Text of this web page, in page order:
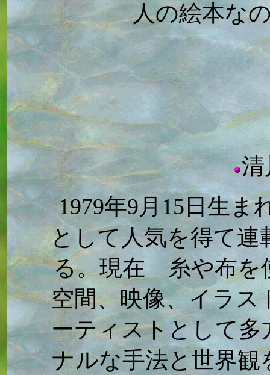
人の絵本な
清
1979年9月15日生ま
として人気を得て
る。現在 糸や布を
空間、映像、イラ
ーティストとして
ナルな手法と世界